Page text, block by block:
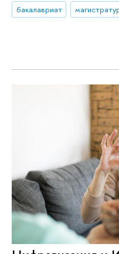
бакалавриат